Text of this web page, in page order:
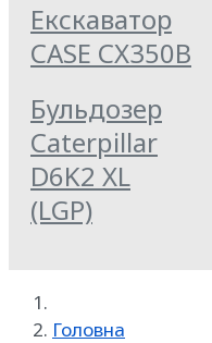
Екскаватор
CASE CX350B
Бульдозер
Caterpillar
D6K2 XL
(LGP)
Головна